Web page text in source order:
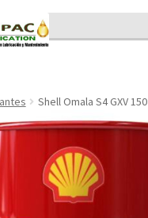
Cotización
Shell Omala S4 GXV 150